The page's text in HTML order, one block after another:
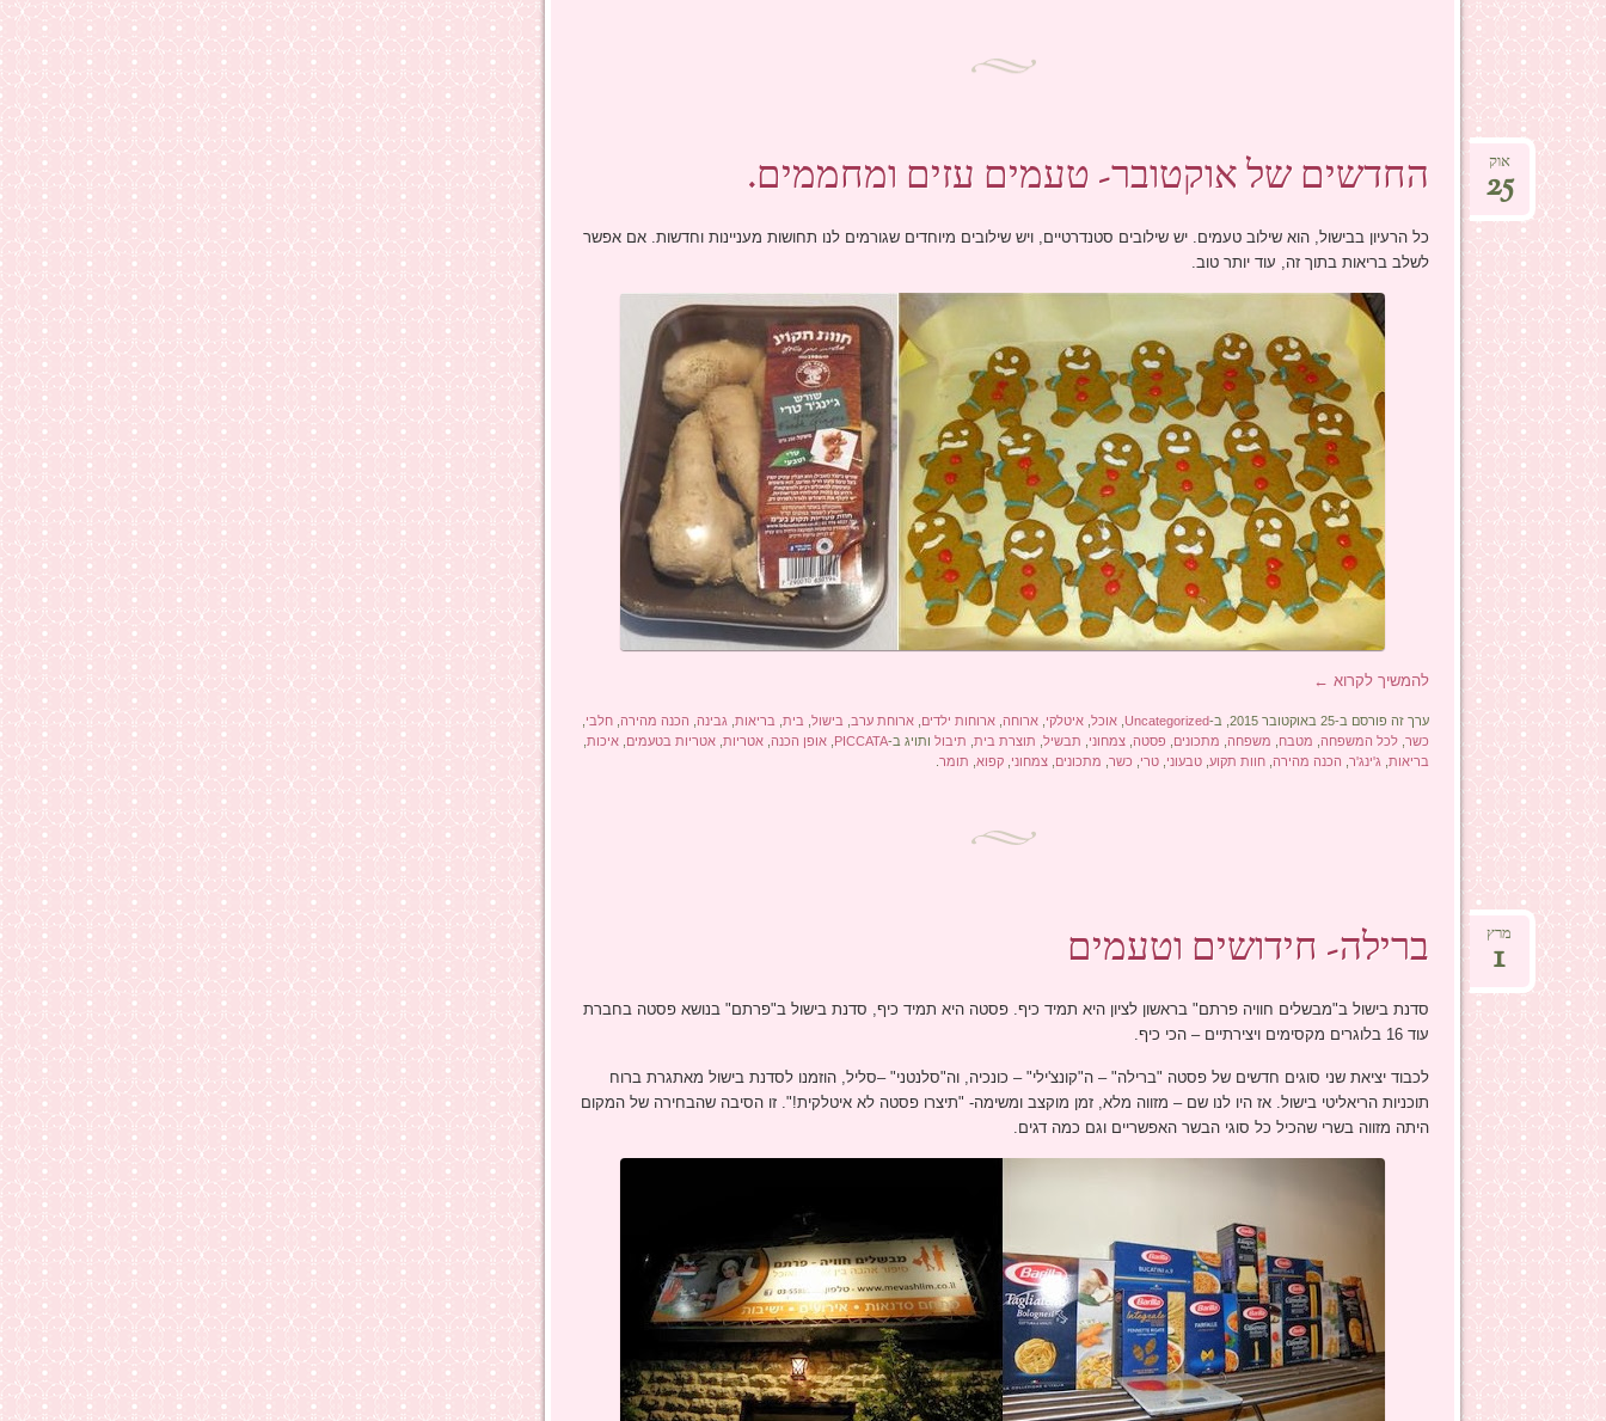
החדשים של אוקטובר- טעמים עזים ומחממים. אוק
25
כל הרעיון בבישול, הוא שילוב טעמים. יש שילובים סטנדרטיים, ויש שילובים מיוחדים שגורמים לנו תחושות מעניינות וחדשות. אם אפשר
לשלב בריאות בתוך זה, עוד יותר טוב.
להמשיך לקרוא ←
ערך זה פורסם ב-25 באוקטובר 2015, ב- Uncategorized אוכל, איטלקי ארוחה, ארוחות ילדים ארוחת ערב, בישול, בית, בריאות, גבינה, הכנה מהירה, חלבי
כשר, לכל המשפחה, מטבח משפחה, מתכונים פסטה, צמחוני תבשיל, תוצרת בית, תיבולותויג ב-PICCATA אופן הכנה, אטריות, אטריות בטעמים איכות,
בריאות, ג'ינג'ר, הכנה מהירה, חוות תקוע, טבעוני טרי כשר, מתכונים צמחוני קפוא, תומר.
ברילה- חידושים וטעמים מרץ
1
סדנת בישול ב"מבשלים חוויה פרתם" בראשון לציון היא תמיד כיף. פסטה היא תמיד כיף, סדנת בישול ב"פרתם" בנושא פסטה בחברת
עוד 16 בלוגרים מקסימים ויצירתיים – הכי כיף.
לכבוד יציאת שני סוגים חדשים של פסטה "ברילה" – ה"קונצ'ילי" – כונכיה, וה"סלנטני" –סליל, הוזמנו לסדנת בישול מאתגרת ברוח
תוכניות הריאליטי בישול. אז היו לנו שם – מזווה מלא, זמן מוקצב ומשימה- "תיצרו פסטה לא איטלקית!". זו הסיבה שהבחירה של המקום
היתה מזווה בשרי שהכיל כל סוגי הבשר האפשריים וגם כמה דגים.